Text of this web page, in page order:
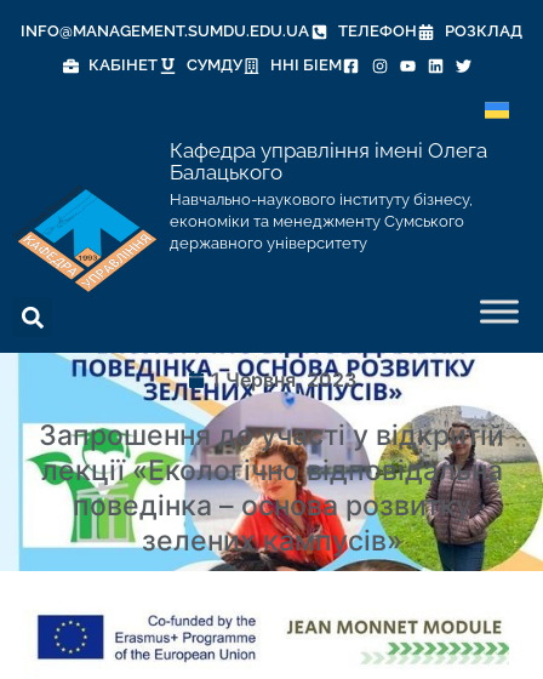
INFO@MANAGEMENT.SUMDU.EDU.UA ТЕЛЕФОН
РОЗКЛАД
КАБІНЕТ
СУМДУ ННІ БІЕМ
Кафедра управління імені Олега
Балацького
Навчально-наукового інституту бізнесу,
економіки та менеджменту Сумського
державного університету
1 Червня, 2023
Запрошення до участі у відкритій
лекції «Екологічно відповідальна
поведінка – основа розвитку
зелених кампусів»